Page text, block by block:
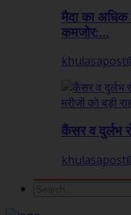
मैदा का
कमजोर:...
कैंसर व दुर्लभ